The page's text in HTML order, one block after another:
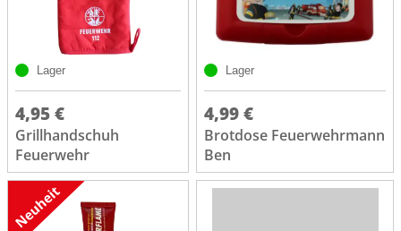
Lager
4,95 €
Grillhandschuh
Feuerwehr
Lager
4,99 €
Brotdose Feuerwehrmann
Ben